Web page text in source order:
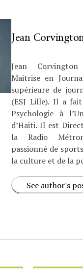
Jean
Jean
Maitrise en
supérieure de
(ESJ Lille). Il a
Psychologie à
d’Haiti. Il est
la Radio
passionné de
la culture et de la
See author's